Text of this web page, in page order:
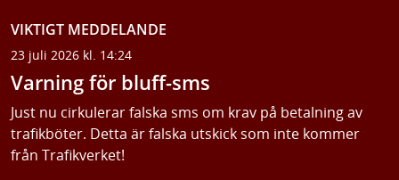
VIKTIGT MEDDELANDE
23 juli 2026 kl. 14:24
Varning för bluff-sms
Just nu cirkulerar falska sms om krav på betalning av
trafikböter. Detta är falska utskick som inte kommer
från Trafikverket!